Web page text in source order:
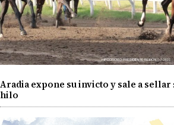
Aradia expone su invicto y sale a sellar
hilo